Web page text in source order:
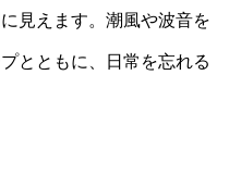
見えます。潮風や波音を
とともに、日常を忘れる